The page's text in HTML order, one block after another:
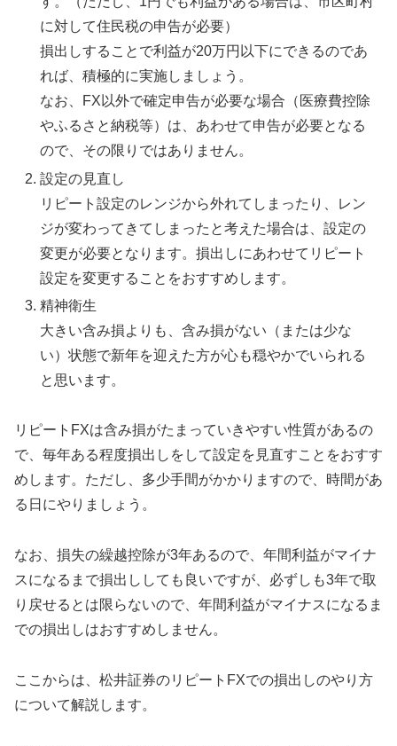
に対して住民税の申告が必要）
損出しすることで利益が20万円以下にできるのであ
れば、積極的に実施しましょう。
なお、FX以外で確定申告が必要な場合（医療費控除
やふるさと納税等）は、あわせて申告が必要となる
ので、その限りではありません。
設定の見直し
リピート設定のレンジから外れてしまったり、レン
ジが変わってきてしまったと考えた場合は、設定の
変更が必要となります。損出しにあわせてリピート
設定を変更することをおすすめします。
精神衛生
大きい含み損よりも、含み損がない（または少な
い）状態で新年を迎えた方が心も穏やかでいられる
と思います。
リピートFXは含み損がたまっていきやすい性質があるの
で、毎年ある程度損出しをして設定を見直すことをおすす
めします。ただし、多少手間がかかりますので、時間があ
る日にやりましょう。
なお、損失の繰越控除が3年あるので、年間利益がマイナ
スになるまで損出ししても良いですが、必ずしも3年で取
り戻せるとは限らないので、年間利益がマイナスになるま
での損出しはおすすめしません。
ここからは、松井証券のリピートFXでの損出しのやり方
について解説します。